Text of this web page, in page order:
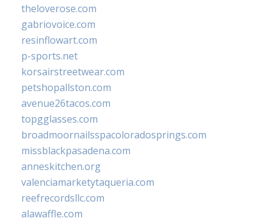
theloverose.com
gabriovoice.com
resinflowart.com
p-sports.net
korsairstreetwear.com
petshopallston.com
avenue26tacos.com
topgglasses.com
broadmoornailsspacoloradosprings.com
missblackpasadena.com
anneskitchen.org
valenciamarketytaqueria.com
reefrecordsllc.com
alawaffle.com